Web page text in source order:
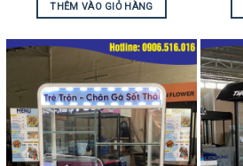
THÊM VÀO GIỎ HÀNG